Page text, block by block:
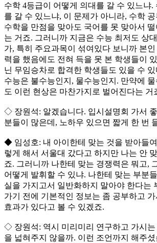
수학 4등급이 어떻게 의대를 갈 수 있느냐.
를 갈 수 있느냐, 이 문제가 아니라, 수학
수학을 만점을 맞아도 국어를 못 맞아서
는 거죠. 그러니까 지금은 수능 최저도 상
가, 특히 주요과목이 섞여있다 보니까 본
력을 했음에도 전혀 득을 못 본 학생들이
닌 무임승차로 합격한 학생들도 있을 수
수능은 불수능인지, 물수능인지. 만약에
도 이런 현상은 마찬가지로 벌어진다는 거
◇ 장원석: 알겠습니다. 입시설명회 가서
분들이 많은데, 노하우 있으면 짧게 한 번
◆ 임성호: 내 아이한테 맞는 것을 받아들
렇게 해서 서울대 갔다고 하지만 나는 안
죠. 그러니까 나한테 맞는 경쟁력은 뭐고,
어떻게 발휘할 수 있냐. 나한테 맞는 부분
실을 가지고서 일반화하지 말아야 한다는
가기 전에 기본적인 정보는 좀 공부하고
효과가 있다고 볼 수 있겠죠.
◇ 장원석: 역시 미리미리 연구하고 가시는
을 넓혀주지 않을까. 이런 조언까지 해주